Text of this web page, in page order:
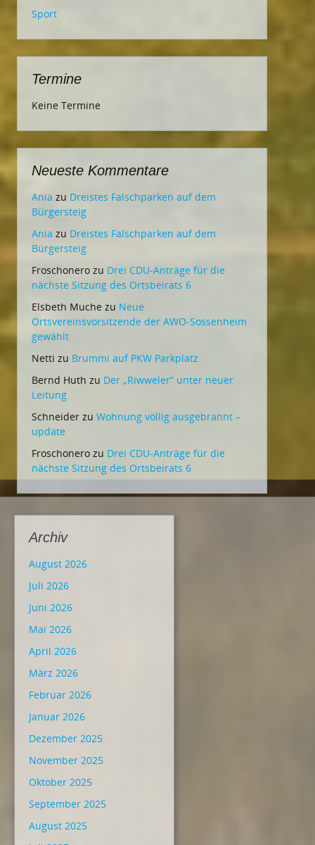
Sport
Termine
Keine Termine
Neueste Kommentare
Ania zu Dreistes Falschparken auf dem
Bürgersteig
Ania zu Dreistes Falschparken auf dem
Bürgersteig
Froschonero zu Drei CDU-Anträge für die
nächste Sitzung des Ortsbeirats 6
Elsbeth Muche zu Neue
Ortsvereinsvorsitzende der AWO-Sossenheim
gewählt
Netti zu Brummi auf PKW Parkplatz
Bernd Huth zu Der „Riwweler“ unter neuer
Leitung
Schneider zu Wohnung völlig ausgebrannt –
update
Froschonero zu Drei CDU-Anträge für die
nächste Sitzung des Ortsbeirats 6
Archiv
August 2026
Juli 2026
Juni 2026
Mai 2026
April 2026
März 2026
Februar 2026
Januar 2026
Dezember 2025
November 2025
Oktober 2025
September 2025
August 2025